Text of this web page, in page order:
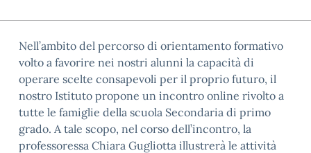
Nell’ambito del percorso di orientamento formativo
volto a favorire nei nostri alunni la capacità di
operare scelte consapevoli per il proprio futuro, il
nostro Istituto propone un incontro online rivolto a
tutte le famiglie della scuola Secondaria di primo
grado. A tale scopo, nel corso dell’incontro, la
professoressa Chiara Gugliotta illustrerà le attività